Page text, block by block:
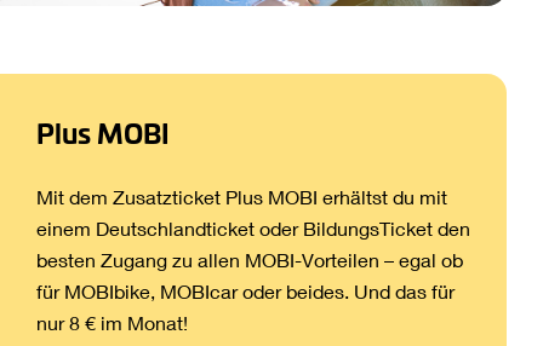
Plus MOBI
Mit dem Zusatzticket Plus MOBI erhältst du mit
einem Deutschlandticket oder BildungsTicket den
besten Zugang zu allen MOBI-Vorteilen – egal ob
für MOBIbike, MOBIcar oder beides. Und das für
nur 8 € im Monat!